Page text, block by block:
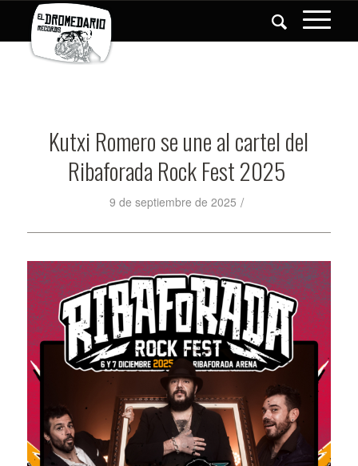
Kutxi Romero se une al cartel del
Ribaforada Rock Fest 2025
9 de septiembre de 2025 /